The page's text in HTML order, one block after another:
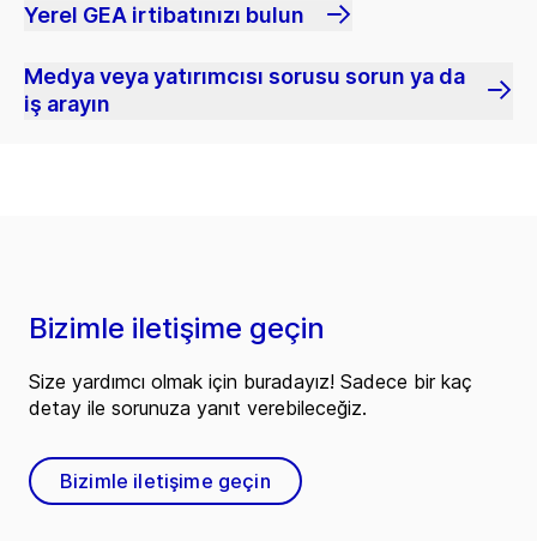
Yerel GEA irtibatınızı bulun
Medya veya yatırımcısı sorusu sorun ya da
iş arayın
Bizimle iletişime geçin
Size yardımcı olmak için buradayız! Sadece bir kaç
detay ile sorunuza yanıt verebileceğiz.
Bizimle iletişime geçin